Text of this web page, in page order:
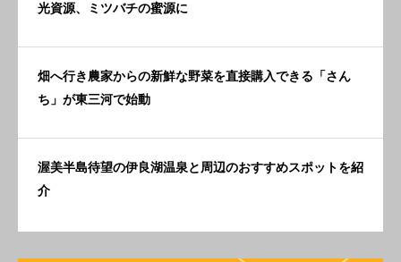
光資源、ミツバチの蜜源に
畑へ行き農家からの新鮮な野菜を直接購入できる「さん
ち」が東三河で始動
渥美半島待望の伊良湖温泉と周辺のおすすめスポットを紹
介